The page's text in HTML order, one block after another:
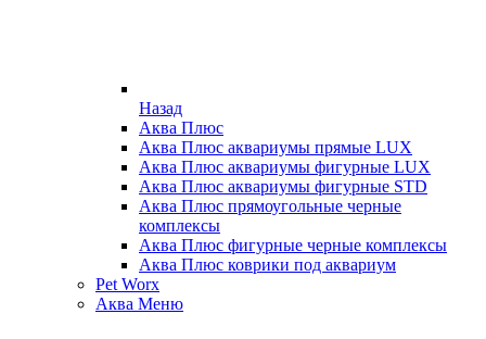
Назад
Аква Плюс
Аква Плюс аквариумы прямые LUX
Аква Плюс аквариумы фигурные LUX
Аква Плюс аквариумы фигурные STD
Аква Плюс прямоугольные черные
комплексы
Аква Плюс фигурные черные комплексы
Аква Плюс коврики под аквариум
Pet Worx
Аква Меню